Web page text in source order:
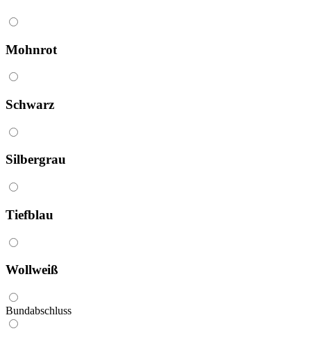
Mohnrot
Schwarz
Silbergrau
Tiefblau
Wollweiß
Bundabschluss